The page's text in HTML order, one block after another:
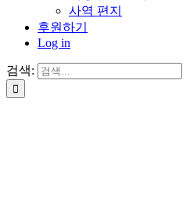
사역 편지
후원하기
Log in
검색: